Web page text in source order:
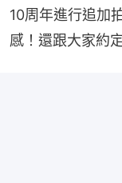
10周年進行追加
感！還跟大家約